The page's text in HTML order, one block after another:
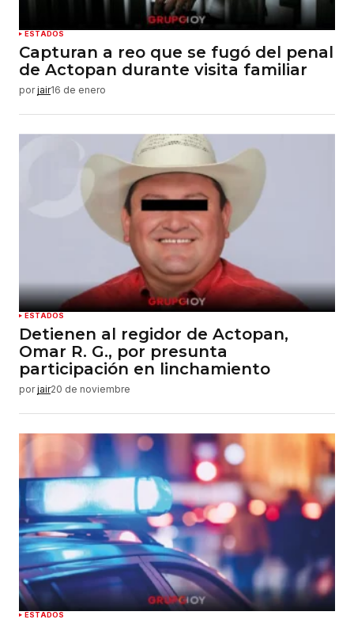
ESTADOS
Capturan a reo que se fugó del penal
de Actopan durante visita familiar
por jair16 de enero
ESTADOS
Detienen al regidor de Actopan,
Omar R. G., por presunta
participación en linchamiento
por jair20 de noviembre
ESTADOS